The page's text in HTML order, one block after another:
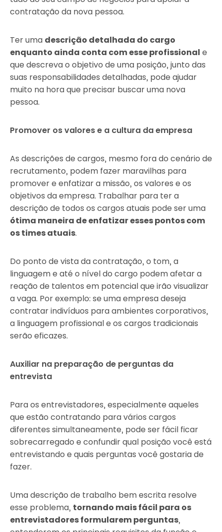
contratação da nova pessoa.
Ter uma descrição detalhada do cargo
enquanto ainda conta com esse profissional e
que descreva o objetivo de uma posição, junto das
suas responsabilidades detalhadas, pode ajudar
muito na hora que precisar buscar uma nova
pessoa.
Promover os valores e a cultura da empresa
As descrições de cargos, mesmo fora do cenário de
recrutamento, podem fazer maravilhas para
promover e enfatizar a missão, os valores e os
objetivos da empresa. Trabalhar para ter a
descrição de todos os cargos atuais pode ser uma
ótima maneira de enfatizar esses pontos com
os times atuais.
Do ponto de vista da contratação, o tom, a
linguagem e até o nível do cargo podem afetar a
reação de talentos em potencial que irão visualizar
a vaga. Por exemplo: se uma empresa deseja
contratar indivíduos para ambientes corporativos,
a linguagem profissional e os cargos tradicionais
serão eficazes.
Auxiliar na preparação de perguntas da
entrevista
Para os entrevistadores, especialmente aqueles
que estão contratando para vários cargos
diferentes simultaneamente, pode ser fácil ficar
sobrecarregado e confundir qual posição você está
entrevistando e quais perguntas você gostaria de
fazer.
Uma descrição de trabalho bem escrita resolve
esse problema, tornando mais fácil para os
entrevistadores formularem perguntas,